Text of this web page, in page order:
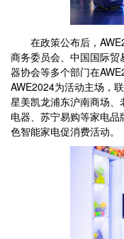
在政策公布后，
商务委员会、中国国际
器协会等多个部门在
AWE2024为活动主场，
星美凯龙浦东沪南商场
电器、苏宁易购等家电
色智能家电促消费活动。